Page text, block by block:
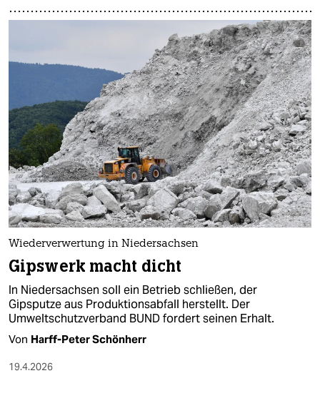
Wiederverwertung in Niedersachsen
Gipswerk macht dicht
In Niedersachsen soll ein Betrieb schließen, der
Gipsputze aus Produktionsabfall herstellt. Der
Umweltschutzverband BUND fordert seinen Erhalt.
Von Harff-Peter Schönherr
19.4.2026